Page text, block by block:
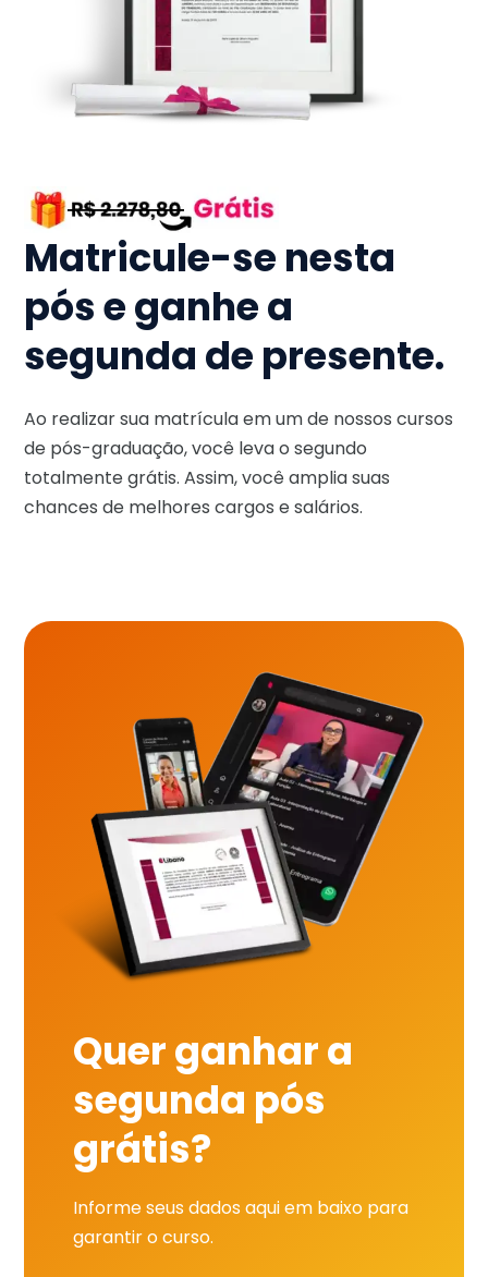
Matricule-se nesta
pós e ganhe a
segunda de presente.
Ao realizar sua matrícula em um de nossos cursos
de pós-graduação, você leva o segundo
totalmente grátis. Assim, você amplia suas
chances de melhores cargos e salários.
Quer ganhar a
segunda pós
grátis?
Informe seus dados aqui em baixo para
garantir o curso.